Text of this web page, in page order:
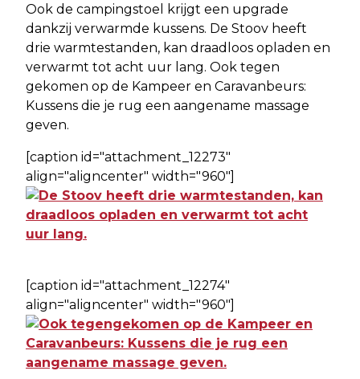
Ook de campingstoel krijgt een upgrade
dankzij verwarmde kussens. De Stoov heeft
drie warmtestanden, kan draadloos opladen en
verwarmt tot acht uur lang. Ook tegen
gekomen op de Kampeer en Caravanbeurs:
Kussens die je rug een aangename massage
geven.
[caption id="attachment_12273"
align="aligncenter" width="960"]
[caption id="attachment_12274"
align="aligncenter" width="960"]